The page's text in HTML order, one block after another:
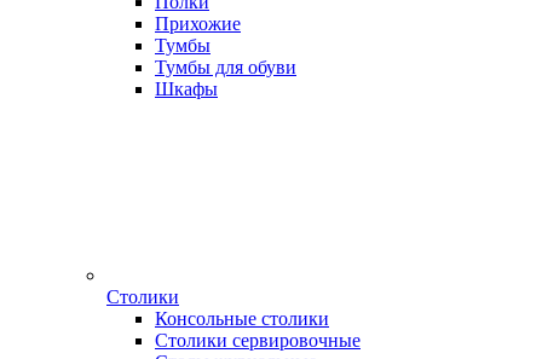
Прихожие
Тумбы
Тумбы для обуви
Шкафы
Столики
Консольные столики
Столики сервировочные